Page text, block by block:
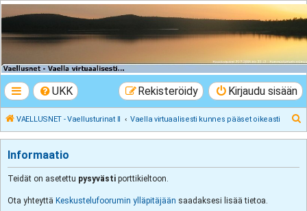
VAELLUSNET -
Vaellusturinat II
UKK Kirjaudu sisään
Rekisteröidy
VAELLUSNET - Vaellusturinat II Vaella virtuaalisesti kunnes pääset oikeasti
Informaatio
Teidät on asetettu pysyvästi porttikieltoon.
Ota yhteyttä Keskustelufoorumin ylläpitäjään saadaksesi lisää tietoa.